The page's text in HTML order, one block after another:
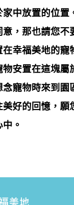
中放置的位置
，那也請您不
幸福美地的寵
安置在這塊屬
念寵物時來到園
好的回憶，願
。